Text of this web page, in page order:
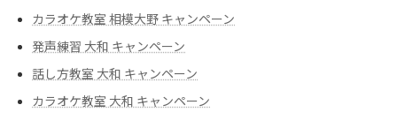
カラオケ教室 相模大野 キャンペーン
発声練習 大和 キャンペーン
話し方教室 大和 キャンペーン
カラオケ教室 大和 キャンペーン